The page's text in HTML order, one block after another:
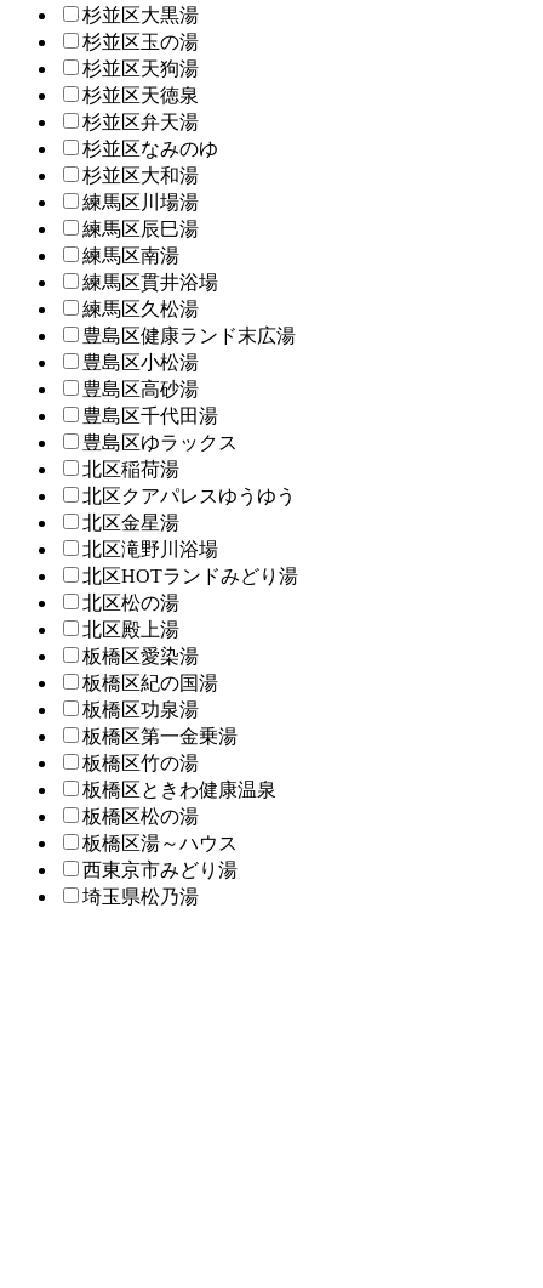
杉並区大黒湯
杉並区玉の湯
杉並区天狗湯
杉並区天徳泉
杉並区弁天湯
杉並区なみのゆ
杉並区大和湯
練馬区川場湯
練馬区辰巳湯
練馬区南湯
練馬区貫井浴場
練馬区久松湯
豊島区健康ランド末広湯
豊島区小松湯
豊島区高砂湯
豊島区千代田湯
豊島区ゆラックス
北区稲荷湯
北区クアパレスゆうゆう
北区金星湯
北区滝野川浴場
北区HOTランドみどり湯
北区松の湯
北区殿上湯
板橋区愛染湯
板橋区紀の国湯
板橋区功泉湯
板橋区第一金乗湯
板橋区竹の湯
板橋区ときわ健康温泉
板橋区松の湯
板橋区湯～ハウス
西東京市みどり湯
埼玉県松乃湯